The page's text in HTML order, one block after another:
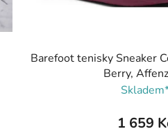
Barefoot tenisky Sneaker
Berry,
1 659